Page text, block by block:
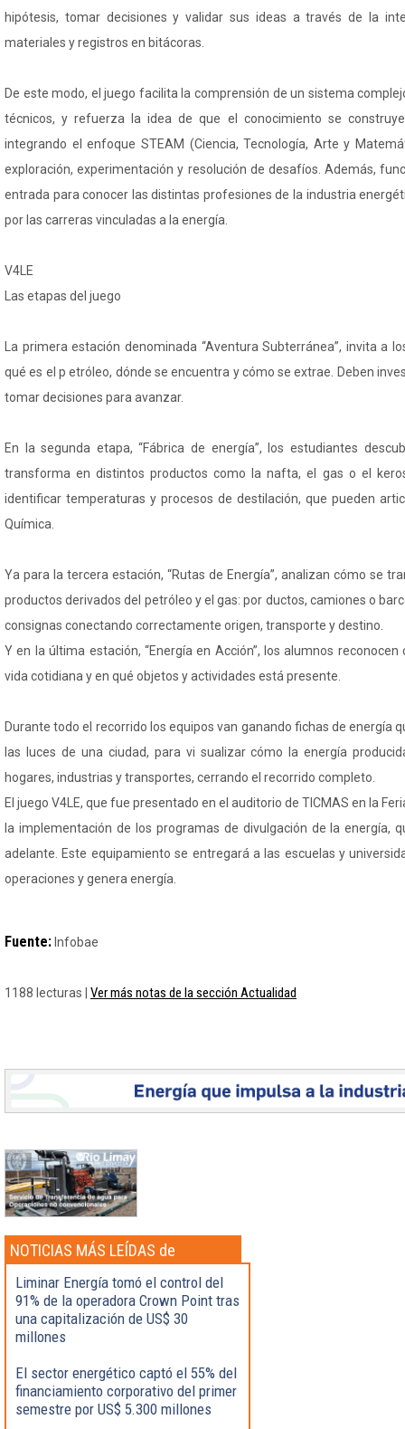
hipótesis, tomar decisiones y validar sus ideas a través de la
materiales y registros en bitácoras.
De este modo, el juego facilita la comprensión de un sistema
técnicos, y refuerza la idea de que el conocimiento se
integrando el enfoque STEAM (Ciencia, Tecnología, Arte y
exploración, experimentación y resolución de desafíos. Además,
entrada para conocer las distintas profesiones de la industria
por las carreras vinculadas a la energía.
V4LE
Las etapas del juego
La primera estación denominada “Aventura Subterránea”, invita a
qué es el p etróleo, dónde se encuentra y cómo se extrae. Deben
tomar decisiones para avanzar.
En la segunda etapa, “Fábrica de energía”, los estudiantes
transforma en distintos productos como la nafta, el gas o el
identificar temperaturas y procesos de destilación, que pueden
Química.
Ya para la tercera estación, “Rutas de Energía”, analizan cómo se
productos derivados del petróleo y el gas: por ductos, camiones o
consignas conectando correctamente origen, transporte y destino.
Y en la última estación, “Energía en Acción”, los alumnos
vida cotidiana y en qué objetos y actividades está presente.
Durante todo el recorrido los equipos van ganando fichas de energía
las luces de una ciudad, para vi sualizar cómo la energía
hogares, industrias y transportes, cerrando el recorrido completo.
El juego V4LE, que fue presentado en el auditorio de TICMAS en la
la implementación de los programas de divulgación de la energía,
adelante. Este equipamiento se entregará a las escuelas y
operaciones y genera energía.
Fuente: Infobae
1188 lecturas | Ver más notas de la sección Actualidad
NOTICIAS MÁS LEÍDAS de
Actualidad
Liminar Energía tomó el control del
91% de la operadora Crown Point tras
una capitalización de US$ 30
millones
El sector energético captó el 55% del
financiamiento corporativo del primer
semestre por US$ 5.300 millones